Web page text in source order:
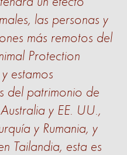
las personas y
más remotos del
Protection
estamos
del patrimonio de
y EE. UU.,
y Rumania, y
Tailandia, esta es